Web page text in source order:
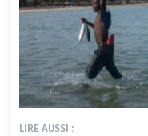
LIRE AUSSI :